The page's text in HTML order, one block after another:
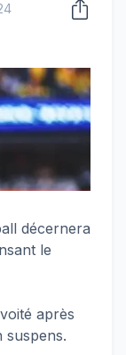
décernera
le
après
suspens.